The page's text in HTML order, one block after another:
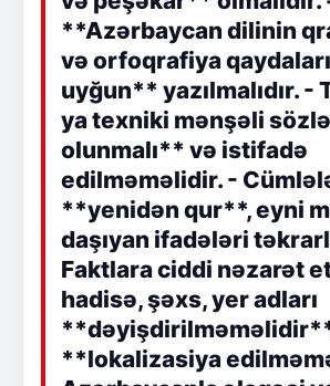
**Azərbaycan dilinin
və orfoqrafiya
uyğun** yazılmalıdır. -
ya texniki mənşəli
olunmalı** və istifadə
edilməməlidir. -
**yenidən qur**, eyni
daşıyan ifadələri
Faktlara ciddi nəzarət
hadisə, şəxs, yer adları
**lokalizasiya